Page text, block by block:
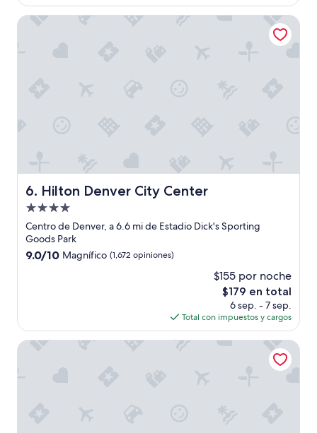
t
o
es
de
6. Hilton Denver City Center
Hilton Denver City Center
Propiedad
de
4.0
estrellas
Centro de Denver, a 6.6 mi de Estadio Dick's Sporting
Goods Park
9.0
9.0/10 Magnífico (1,672 opiniones)
$155 por noche
El
precio
actual
es
de
$179 en total
6 sep. - 7 sep.
Total con impuestos y cargos
Hilton Denver City Center
DoubleTree by Hilton Hotel Denver